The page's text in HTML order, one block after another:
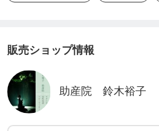
販売ショップ情報
助産院 鈴木裕子